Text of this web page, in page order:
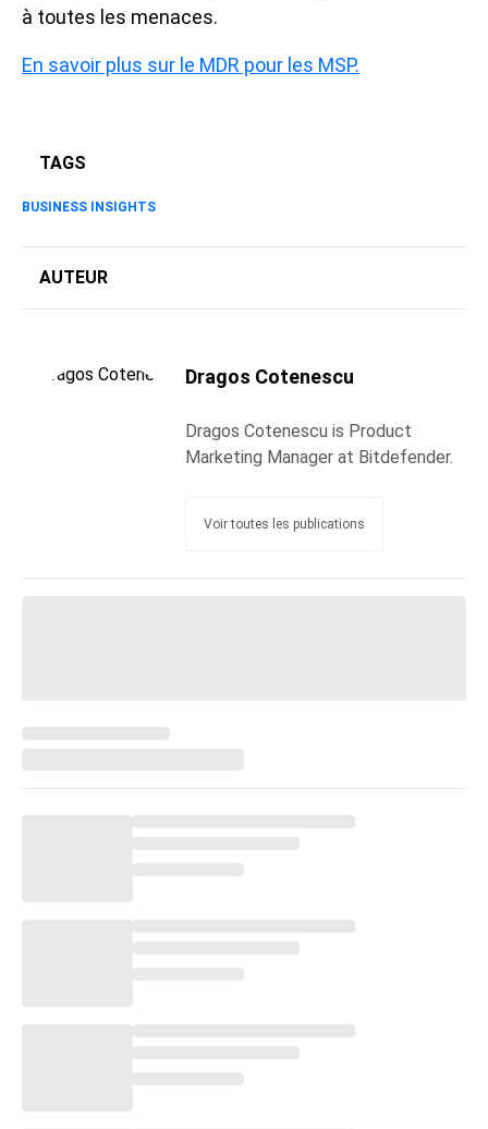
à toutes les menaces.
En savoir plus sur le MDR pour les MSP.
TAGS
BUSINESS INSIGHTS
AUTEUR
Dragos Cotenescu
Dragos Cotenescu is Product
Marketing Manager at Bitdefender.
Voir toutes les publications